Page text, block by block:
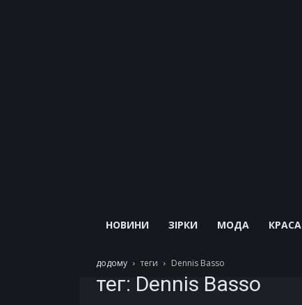
НОВИНИ ЗІРКИ МОДА КРАСА
додому теги Dennis Basso
тег: Dennis Basso